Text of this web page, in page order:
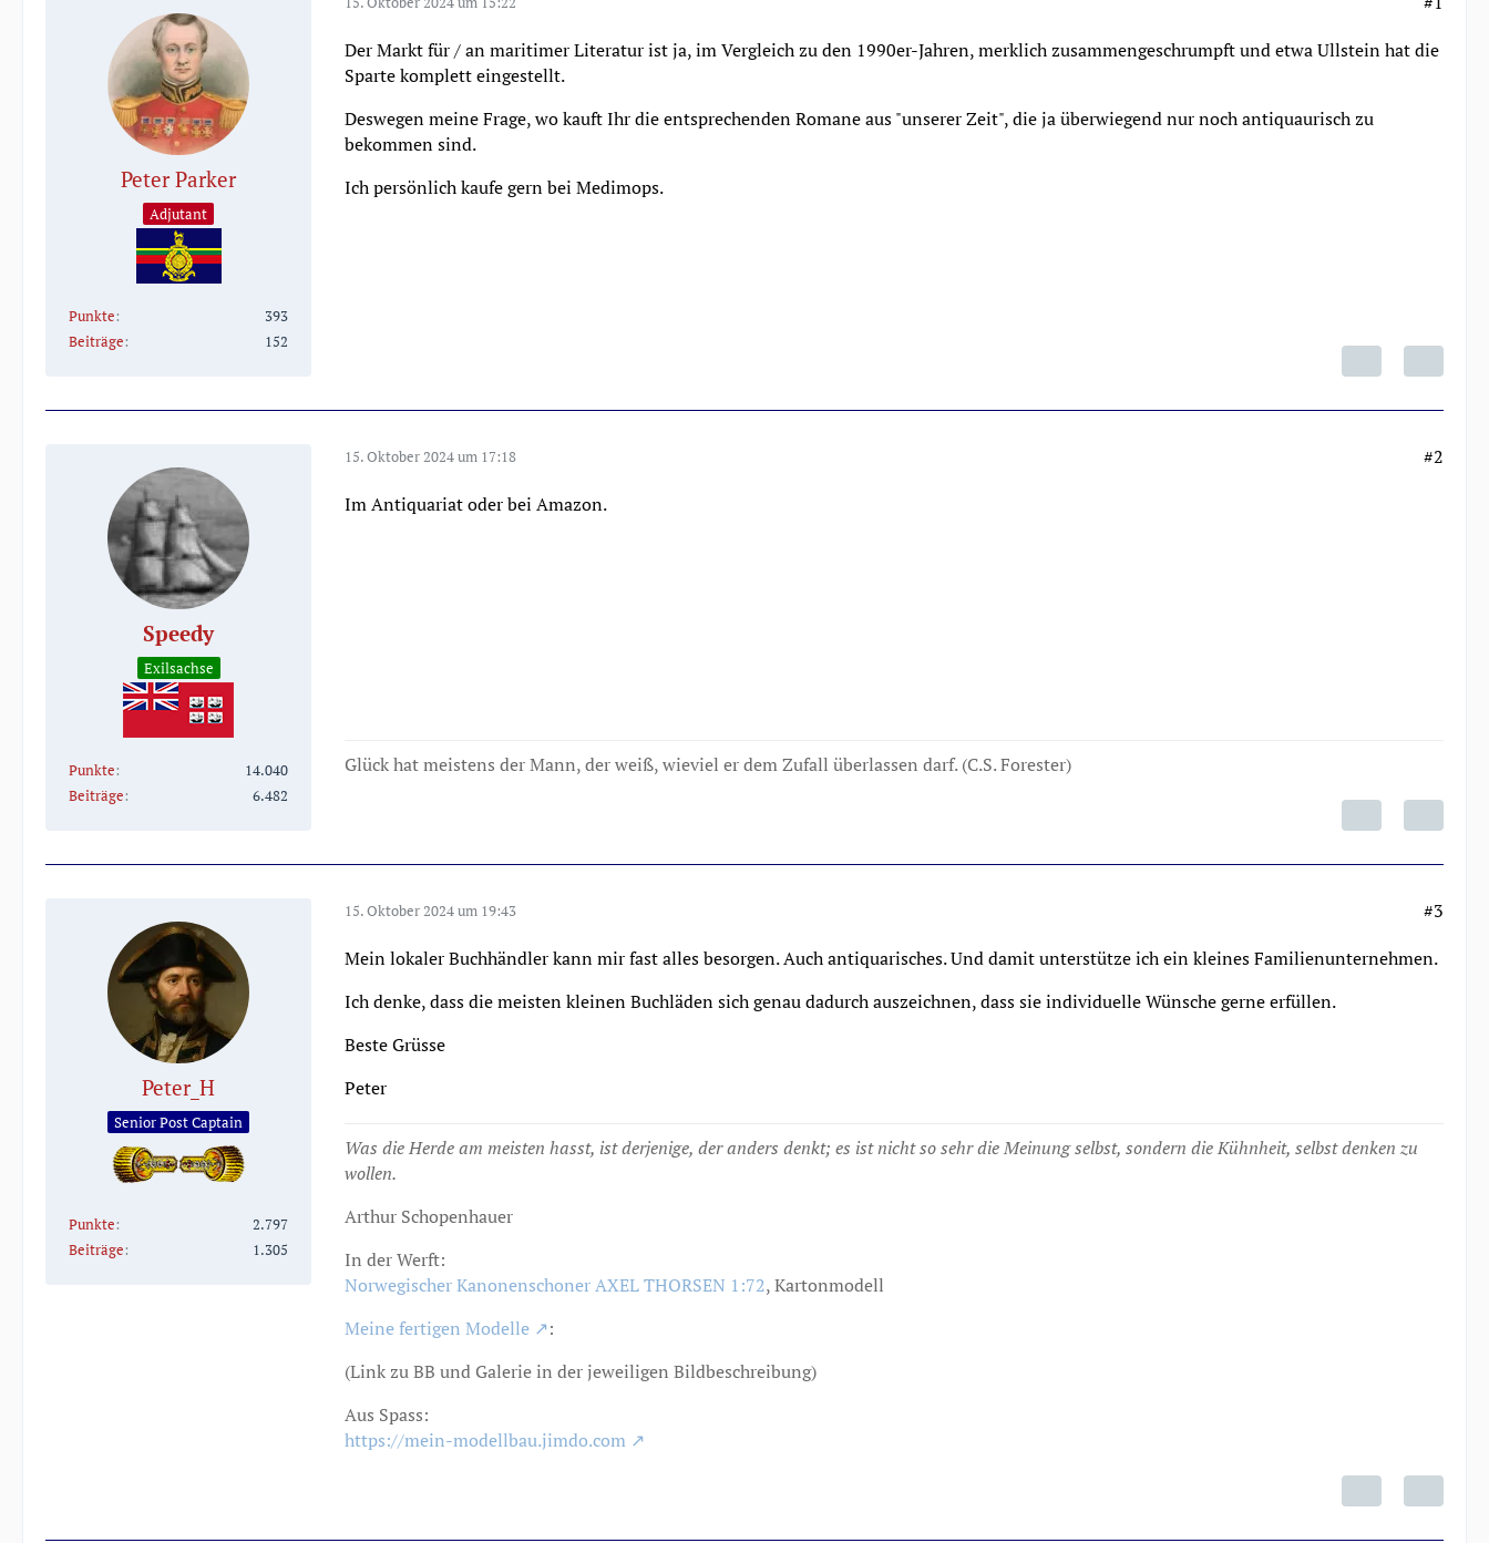
Peter Parker
Adjutant
Punkte
393
Beiträge
152
Der Markt für / an maritimer Literatur ist ja, im Vergleich zu den 1990er-Jahren, merklich zusammengeschrumpft und etwa Ullstein hat die
Sparte komplett eingestellt.
Deswegen meine Frage, wo kauft Ihr die entsprechenden Romane aus "unserer Zeit", die ja überwiegend nur noch antiquaurisch zu
bekommen sind.
Ich persönlich kaufe gern bei Medimops.
Speedy
Exilsachse
Punkte
14.040
Beiträge
6.482
15. Oktober 2024 um 17:18
#2
Im Antiquariat oder bei Amazon.
Glück hat meistens der Mann, der weiß, wieviel er dem Zufall überlassen darf. (C.S. Forester)
Peter_H
Senior Post Captain
Punkte
2.797
Beiträge
1.305
15. Oktober 2024 um 19:43
#3
Mein lokaler Buchhändler kann mir fast alles besorgen. Auch antiquarisches. Und damit unterstütze ich ein kleines Familienunternehmen.
Ich denke, dass die meisten kleinen Buchläden sich genau dadurch auszeichnen, dass sie individuelle Wünsche gerne erfüllen.
Beste Grüsse
Peter
Was die Herde am meisten hasst, ist derjenige, der anders denkt; es ist nicht so sehr die Meinung selbst, sondern die Kühnheit, selbst denken zu
wollen.
Arthur Schopenhauer
In der Werft:
Norwegischer Kanonenschoner AXEL THORSEN 1:72, Kartonmodell
Meine fertigen Modelle
:
(Link zu BB und Galerie in der jeweiligen Bildbeschreibung)
Aus Spass:
https://mein-modellbau.jimdo.com